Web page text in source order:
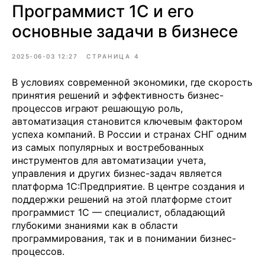
Программист 1С и его
основные задачи в бизнесе
2025-06-03 12:27 СТРАНИЦА 4
В условиях современной экономики, где скорость
принятия решений и эффективность бизнес-
процессов играют решающую роль,
автоматизация становится ключевым фактором
успеха компаний. В России и странах СНГ одним
из самых популярных и востребованных
инструментов для автоматизации учета,
управления и других бизнес-задач является
платформа 1С:Предприятие. В центре создания и
поддержки решений на этой платформе стоит
программист 1С — специалист, обладающий
глубокими знаниями как в области
программирования, так и в понимании бизнес-
процессов.